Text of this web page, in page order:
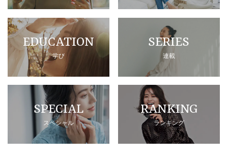
EDUCATION
学び
SERIES
連載
SPECIAL
スペシャル
RANKING
ランキング